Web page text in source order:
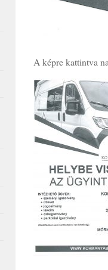
A képre kattintva